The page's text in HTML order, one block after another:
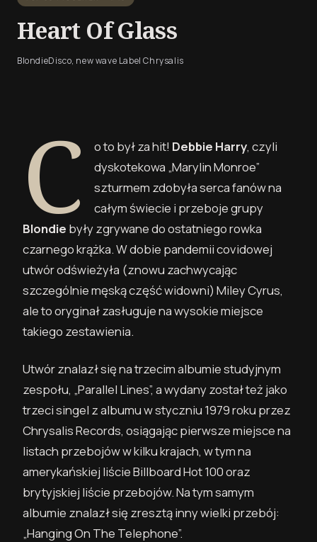
Heart Of Glass
BlondieDisco, new wave Label Chrysalis
C o to był za hit! Debbie Harry, czyli
dyskotekowa „Marylin Monroe”
szturmem zdobyła serca fanów na
całym świecie i przeboje grupy
Blondie były zgrywane do ostatniego rowka
czarnego krążka. W dobie pandemii covidowej
utwór odświeżyła (znowu zachwycając
szczególnie męską część widowni) Miley Cyrus,
ale to oryginał zasługuje na wysokie miejsce
takiego zestawienia.
Utwór znalazł się na trzecim albumie studyjnym
zespołu, „Parallel Lines”, a wydany został też jako
trzeci singel z albumu w styczniu 1979 roku przez
Chrysalis Records, osiągając pierwsze miejsce na
listach przebojów w kilku krajach, w tym na
amerykańskiej liście Billboard Hot 100 oraz
brytyjskiej liście przebojów. Na tym samym
albumie znalazł się zresztą inny wielki przebój:
„Hanging On The Telephone”.